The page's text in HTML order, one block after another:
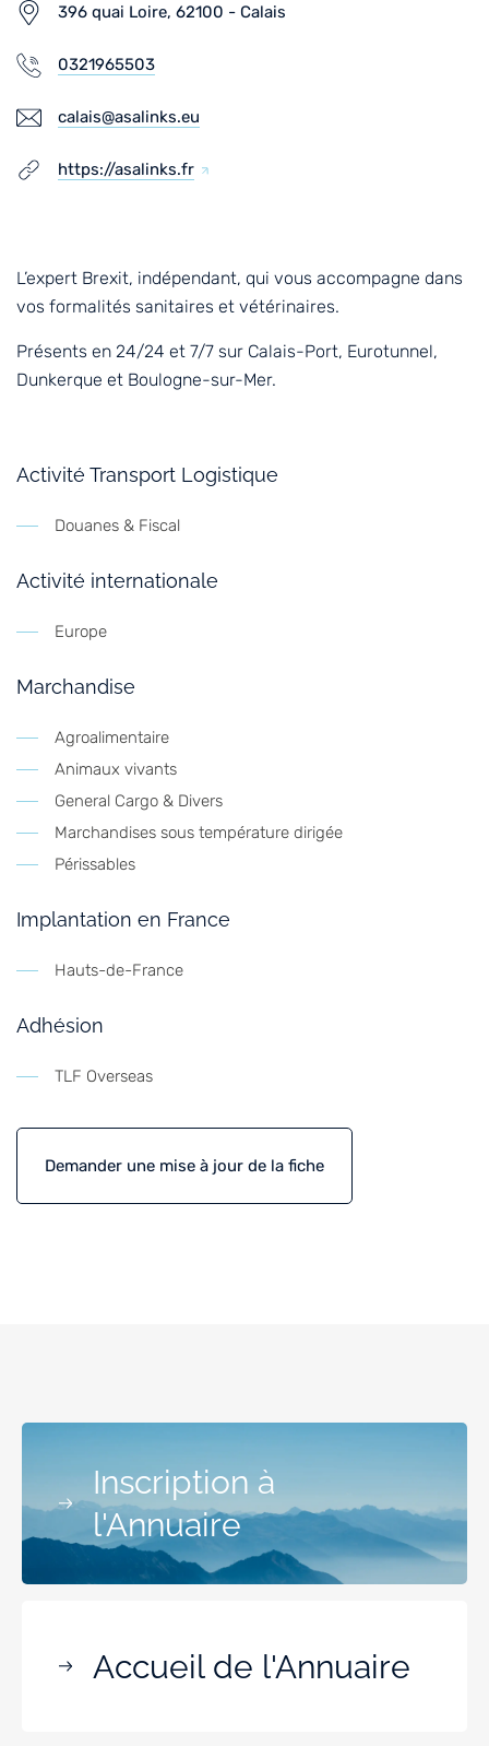
396 quai Loire, 62100 - Calais
0321965503
calais@asalinks.eu
https://asalinks.fr
L’expert Brexit, indépendant, qui vous accompagne dans
vos formalités sanitaires et vétérinaires.
Présents en 24/24 et 7/7 sur Calais-Port, Eurotunnel,
Dunkerque et Boulogne-sur-Mer.
Activité Transport Logistique
Douanes & Fiscal
Activité internationale
Europe
Marchandise
Agroalimentaire
Animaux vivants
General Cargo & Divers
Marchandises sous température dirigée
Périssables
Implantation en France
Hauts-de-France
Adhésion
TLF Overseas
Demander une mise à jour de la fiche
Inscription à
l'Annuaire
Accueil de l'Annuaire